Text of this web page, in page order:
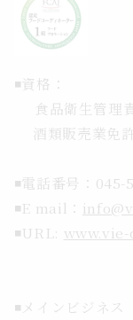
◾️資格：
食品衛生管理
酒類販売業免
◾️電話番号：045-
◾️E mail：
◾️URL:
◾️メインビジネス